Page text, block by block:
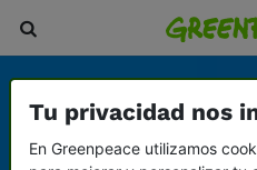
Tu privacidad nos
En Greenpeace utilizamos